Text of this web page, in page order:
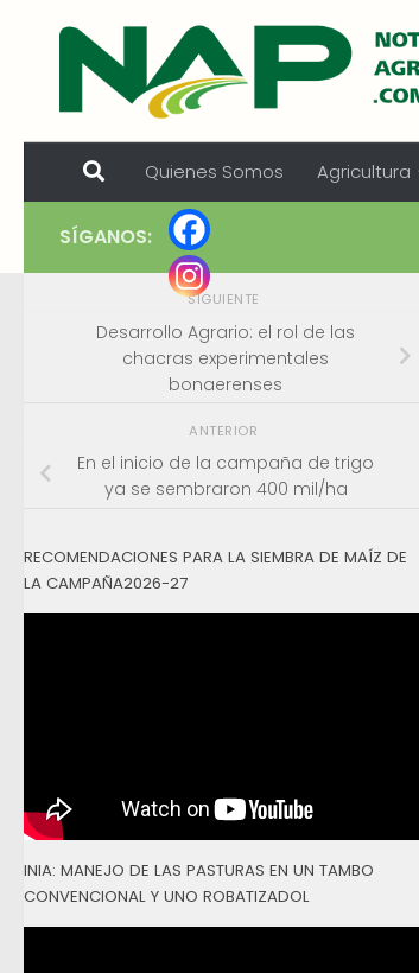
Skip to content
Quienes Somos Agricultura
SÍGANOS:
SIGUIENTE
Desarrollo Agrario: el rol de las
chacras experimentales
bonaerenses
ANTERIOR
En el inicio de la campaña de trigo
ya se sembraron 400 mil/ha
RECOMENDACIONES PARA LA SIEMBRA DE MAÍZ DE
LA CAMPAÑA2026-27
INIA: MANEJO DE LAS PASTURAS EN UN TAMBO
CONVENCIONAL Y UNO ROBATIZADOL